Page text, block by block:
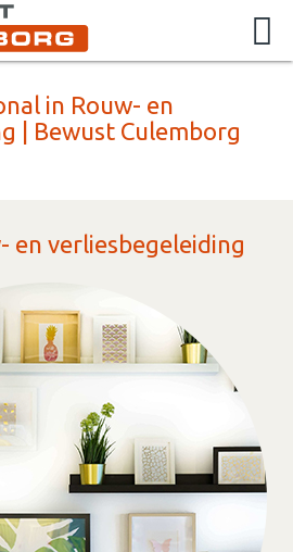
in Rouw- en
| Bewust Culemborg
en verliesbegeleiding